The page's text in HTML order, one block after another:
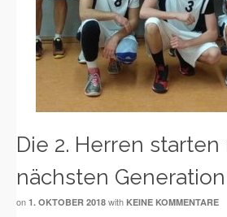
Die 2. Herren
nächsten Generation
on 1. OKTOBER 2018 with KEINE KOMMENTARE